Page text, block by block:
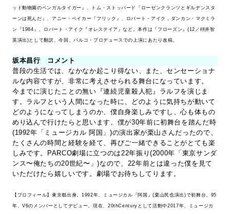
ッド動物園のベンガルタイガー』、トム・ストッパード『ローゼンクランツとギルデンスタ
ーンは死んだ』、アニー・ベイカー『フリック』、ロバート・アイク，ダンカン・マクミラ
ン『1984』、ロバート・アイク『オレステイア』など。本作は『フローズン』(12／枡井智
英演出)として翻訳、今回、パルコ・プロデュースでの上演にあたり改稿。
坂本昌行 コメント
普段の生活では、なかなか起こり得ない、また、センセーショナ
ルな内容ですが、非常に考えさせられる舞台になっています。
今までに演じたことの無い『連続児童殺人犯』ラルフを演じま
す。ラルフという人間になった時に、どのように気持ちが動いて
どのようになってしまうのか、僕自身楽しみですし、心も体もの
めり込んで行けたらと思います。僕が30年前に初舞台を踏んだ時
(1992年「ミュージカル 阿国」)の演出家が栗山さんだったので、
たくさんの時間と経験を経て、再びご一緒できることがとても楽
しみです。PARCO劇場に立つのは22年振り(2000年「東京サンダ
ンス〜俺たちの20世紀〜」)なので、22年前とは違った僕を見て
いただけたら嬉しいです。劇場でお待ちしてります。
【プロフィール】東京都出身。1992年、ミュージカル『阿国』(栗山民也演出)で初舞台。95
年、V6のメンバーとしてデビュー。現在、20thCenturyとして活動中2017年、ミュージカ